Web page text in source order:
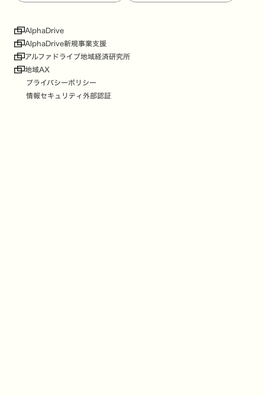
AlphaDrive
AlphaDrive新規事業支援
アルファドライブ地域経済研究所
地域AX
プライバシーポリシー
情報セキュリティ外部認証